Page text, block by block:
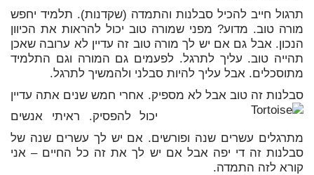
תרגול חייב להכיל סבלנות והתמדה (שקדנות). תלמיד יחפש
מורה טוב. מדוע? מפני שמורה טוב יכול להראות את הכיוון
הנכון. אבל גם אם יש לך מורה טוב זה עדיין לא ערובה שאכן
תהייה טוב. עליך לתרגל. לפעמים גם המורה וגם התלמיד
מתוסכלים. אבל עליך להיות סבלני ולהמשיך לתרגל.
סבלנות זה טוב אבל לא מספיק. אחרי חמש שנים אתה עדיין
יכול להפסיק. ראיתי אנשים
מתרגלים עשרים שנה ופורשים. אם יש לך עשרים שנה של
סבלנות זה די יפה אבל אם יש לך את זה כל החיים – אני
קורא לזה התמדה.